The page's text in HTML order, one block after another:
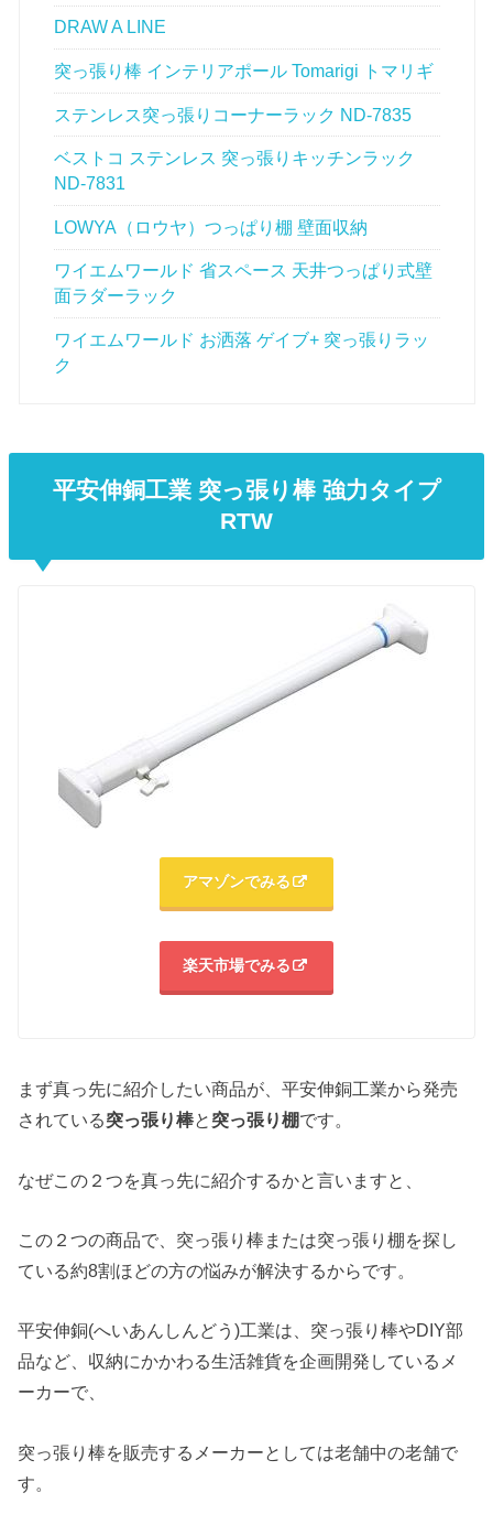
DRAW A LINE
突っ張り棒 インテリアポール Tomarigi トマリギ
ステンレス突っ張りコーナーラック ND-7835
ベストコ ステンレス 突っ張りキッチンラック
ND-7831
LOWYA（ロウヤ）つっぱり棚 壁面収納
ワイエムワールド 省スペース 天井つっぱり式壁
面ラダーラック
ワイエムワールド お洒落 ゲイブ+ 突っ張りラッ
ク
平安伸銅工業 突っ張り棒 強力タイプ
RTW
アマゾンでみる
楽天市場でみる
まず真っ先に紹介したい商品が、平安伸銅工業から発売
されている突っ張り棒と 突っ張り棚です。
なぜこの２つを真っ先に紹介するかと言いますと、
この２つの商品で、突っ張り棒または突っ張り棚を探し
ている約8割ほどの方の悩みが解決するからです。
平安伸銅(へいあんしんどう)工業は、突っ張り棒やDIY部
品など、収納にかかわる生活雑貨を企画開発しているメ
ーカーで、
突っ張り棒を販売するメーカーとしては老舗中の老舗で
す。